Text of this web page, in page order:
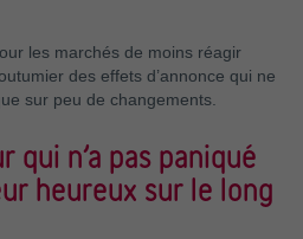
les marchés de moins réagir
des effets d’annonce qui ne
sur peu de changements.
qui n’a pas paniqué
heureux sur le long